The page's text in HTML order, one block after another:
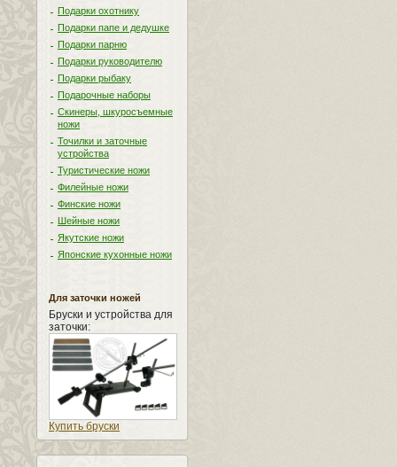
Подарки охотнику
Подарки папе и дедушке
Подарки парню
Подарки руководителю
Подарки рыбаку
Подарочные наборы
Скинеры, шкуросъемные
ножи
Точилки и заточные
устройства
Туристические ножи
Филейные ножи
Финские ножи
Шейные ножи
Якутские ножи
Японские кухонные ножи
Для заточки ножей
Бруски и устройства для
заточки:
Купить бруски